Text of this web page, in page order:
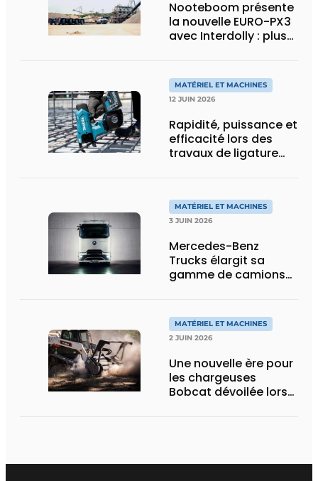
Nooteboom présente
la nouvelle EURO-PX3
avec Interdolly : plus
transport spécial
MATÉRIEL ET MACHINES
12 JUIN 2026
Rapidité, puissance et
efficacité lors des
travaux de ligature
MATÉRIEL ET MACHINES
3 JUIN 2026
Mercedes-Benz
Trucks élargit sa
gamme de camions
eActros Lowliner
MATÉRIEL ET MACHINES
2 JUIN 2026
Une nouvelle ère pour
les chargeuses
Bobcat dévoilée lors